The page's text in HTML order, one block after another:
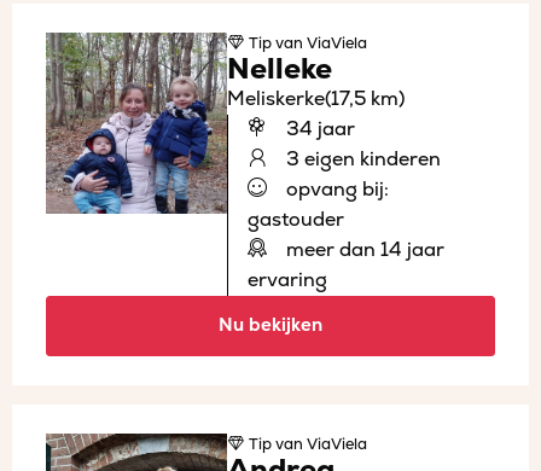
Tipvan ViaViela
Nelleke
Meliskerke(17,5 km)
34 jaar
3 eigen kinderen
opvang bij:
gastouder
meer dan 14 jaar
ervaring
Nu bekijken
Tipvan ViaViela